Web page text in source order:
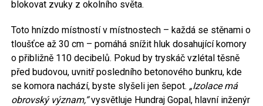
blokovat zvuky z okolního světa.
Toto hnízdo místností v místnostech – každá se stěnami o
tloušťce až 30 cm – pomáhá snížit hluk dosahující komory
o přibližně 110 decibelů. Pokud by tryskáč vzlétal těsně
před budovou, uvnitř posledního betonového bunkru, kde
se komora nachází, byste slyšeli jen šepot. „Izolace má
obrovský význam,“vysvětluje Hundraj Gopal, hlavní inženýr